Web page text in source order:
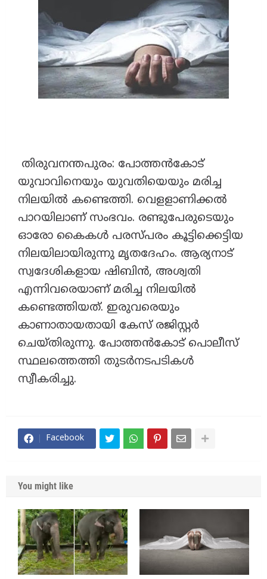
തിരുവനന്തപുരം: പോത്തന്‍കോട്
യുവാവിനെയും യുവതിയെയും മരിച്ച
നിലയില്‍ കണ്ടെത്തി. വെളളാണിക്കല്‍
പാറയിലാണ് സംഭവം. രണ്ടുപേരുടെയും
ഓരോ കൈകള്‍ പരസ്പരം കൂട്ടിക്കെട്ടിയ
നിലയിലായിരുന്നു മൃതദേഹം. ആര്യനാട്
സ്വദേശികളായ ഷിബിൻ, അശ്വതി
എന്നിവരെയാണ് മരിച്ച നിലയില്‍
കണ്ടെത്തിയത്. ഇരുവരെയും
കാണാതായതായി കേസ് രജിസ്റ്റര്‍
ചെയ്തിരുന്നു. പോത്തന്‍കോട് പൊലീസ്
സ്ഥലത്തെത്തി തുടര്‍നടപടികള്‍
സ്വീകരിച്ചു.
Facebook
You might like